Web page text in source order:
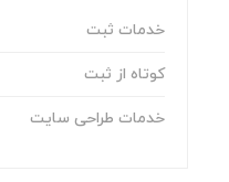
خدمات ثبت
کوتاه از ثبت
خدمات طراحی سایت